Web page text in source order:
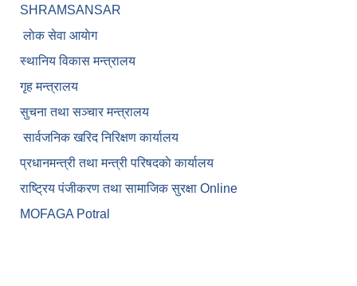
SHRAMSANSAR
लाेक सेवा आयाेग
स्थानिय विकास मन्त्रालय
गृह मन्त्रालय
सुचना तथा सञ्चार मन्त्रालय
सार्वजनिक खरिद निरिक्षण कार्यालय
प्रधानमन्त्री तथा मन्त्री परिषदकाे कार्यालय
राष्ट्रिय पंजीकरण तथा सामाजिक सुरक्षा Online
MOFAGA Potral